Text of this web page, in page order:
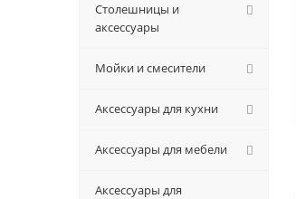
Столешницы и
аксессуары
Мойки и смесители
Аксессуары для кухни
Аксессуары для мебели
Аксессуары для